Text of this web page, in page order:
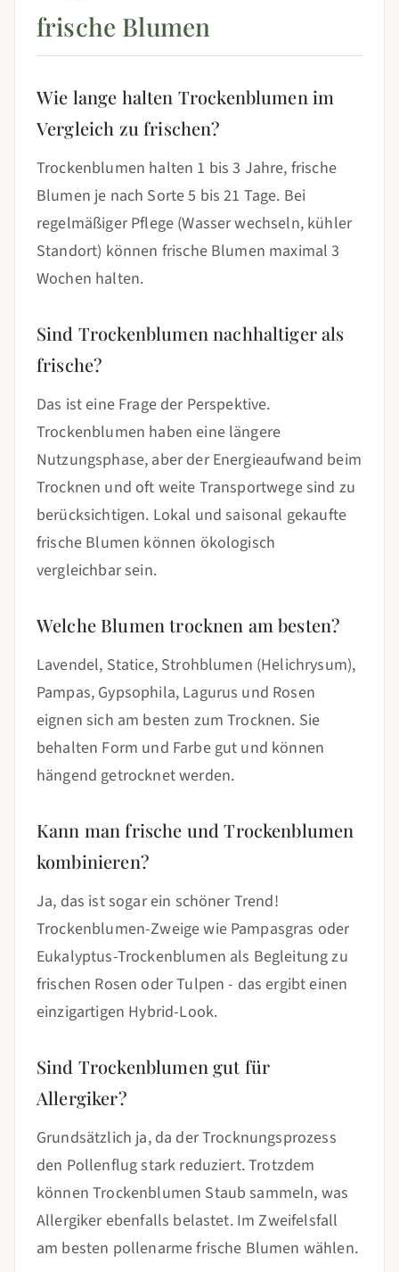
frische Blumen
Wie lange halten Trockenblumen im
Vergleich zu frischen?
Trockenblumen halten 1 bis 3 Jahre, frische
Blumen je nach Sorte 5 bis 21 Tage. Bei
regelmäßiger Pflege (Wasser wechseln, kühler
Standort) können frische Blumen maximal 3
Wochen halten.
Sind Trockenblumen nachhaltiger als
frische?
Das ist eine Frage der Perspektive.
Trockenblumen haben eine längere
Nutzungsphase, aber der Energieaufwand beim
Trocknen und oft weite Transportwege sind zu
berücksichtigen. Lokal und saisonal gekaufte
frische Blumen können ökologisch
vergleichbar sein.
Welche Blumen trocknen am besten?
Lavendel, Statice, Strohblumen (Helichrysum),
Pampas, Gypsophila, Lagurus und Rosen
eignen sich am besten zum Trocknen. Sie
behalten Form und Farbe gut und können
hängend getrocknet werden.
Kann man frische und Trockenblumen
kombinieren?
Ja, das ist sogar ein schöner Trend!
Trockenblumen-Zweige wie Pampasgras oder
Eukalyptus-Trockenblumen als Begleitung zu
frischen Rosen oder Tulpen - das ergibt einen
einzigartigen Hybrid-Look.
Sind Trockenblumen gut für
Allergiker?
Grundsätzlich ja, da der Trocknungsprozess
den Pollenflug stark reduziert. Trotzdem
können Trockenblumen Staub sammeln, was
Allergiker ebenfalls belastet. Im Zweifelsfall
am besten pollenarme frische Blumen wählen.